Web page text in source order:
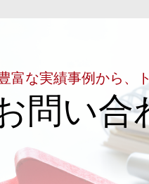
富な実績事例から、
問い